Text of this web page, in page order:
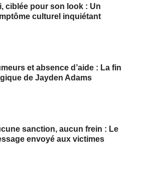
ciblée pour son look : Un
culturel inquiétant
et absence d’aide : La fin
de Jayden Adams
sanction, aucun frein : Le
envoyé aux victimes